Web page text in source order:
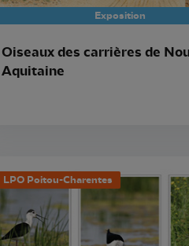
Exposition
Oiseaux des carrières de
Aquitaine
LPO Poitou-Charentes